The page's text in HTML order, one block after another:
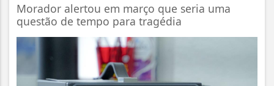
Morador alertou em março que seria uma
questão de tempo para tragédia